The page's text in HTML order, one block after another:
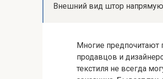
Внешний вид штор напрямую
Многие предпочитают
продавцов и
текстиля не всегда